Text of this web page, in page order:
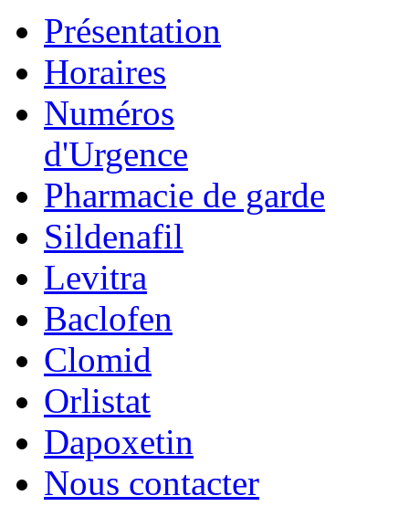
Présentation
Horaires
Numéros
d'Urgence
Pharmacie de garde
Sildenafil
Levitra
Baclofen
Clomid
Orlistat
Dapoxetin
Nous contacter